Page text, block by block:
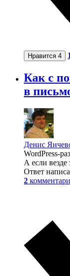
Нравится 4 1
Как с
в
Денис
WordPress-
А если везде
Ответ
2